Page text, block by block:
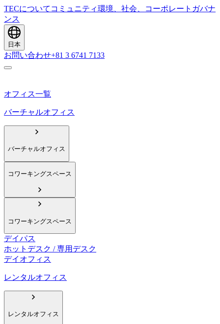
TECについて コミュニティ環境、社会、コーポレートガバナ
ンス
日本
お問い合わせ+81 3 6741 7133
オフィス一覧
バーチャルオフィス
バーチャルオフィス
コワーキングスペース
コワーキングスペース
デイパス
ホットデスク / 専用デスク
デイオフィス
レンタルオフィス
レンタルオフィス